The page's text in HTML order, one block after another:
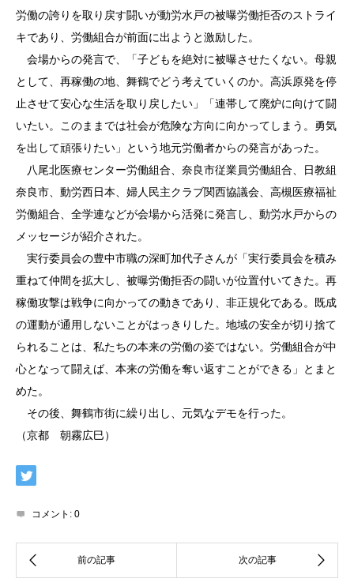
労働の誇りを取り戻す闘いが動労水戸の被曝労働拒否のストライ
キであり、労働組合が前面に出ようと激励した。
会場からの発言で、「子どもを絶対に被曝させたくない。母親
として、再稼働の地、舞鶴でどう考えていくのか。高浜原発を停
止させて安心な生活を取り戻したい」「連帯して廃炉に向けて闘
いたい。このままでは社会が危険な方向に向かってしまう。勇気
を出して頑張りたい」という地元労働者からの発言があった。
八尾北医療センター労働組合、奈良市従業員労働組合、日教組
奈良市、動労西日本、婦人民主クラブ関西協議会、高槻医療福祉
労働組合、全学連などが会場から活発に発言し、動労水戸からの
メッセージが紹介された。
実行委員会の豊中市職の深町加代子さんが「実行委員会を積み
重ねて仲間を拡大し、被曝労働拒否の闘いが位置付いてきた。再
稼働攻撃は戦争に向かっての動きであり、非正規化である。既成
の運動が通用しないことがはっきりした。地域の安全が切り捨て
られることは、私たちの本来の労働の姿ではない。労働組合が中
心となって闘えば、本来の労働を奪い返すことができる」とまと
めた。
その後、舞鶴市街に繰り出し、元気なデモを行った。
（京都 朝霧広巳）
コメント: 0